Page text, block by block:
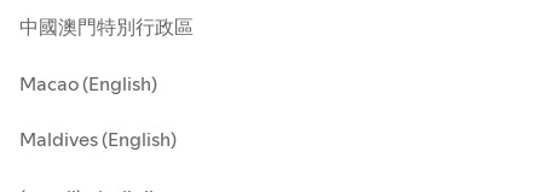
中國澳門特別行政區
Macao (English)
Maldives (English)